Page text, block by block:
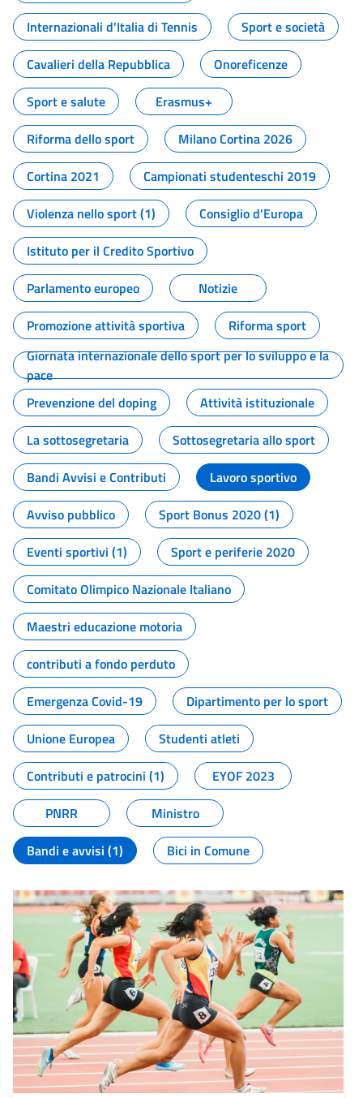
Internazionali d'Italia di Tennis
Sport e società
Cavalieri della Repubblica
Onoreficenze
Sport e salute
Erasmus+
Riforma dello sport
Milano Cortina 2026
Cortina 2021
Campionati studenteschi 2019
Violenza nello sport (1)
Consiglio d'Europa
Istituto per il Credito Sportivo
Parlamento europeo
Notizie
Promozione attività sportiva
Riforma sport
Giornata internazionale dello sport per lo sviluppo e la
pace
Prevenzione del doping
Attività istituzionale
La sottosegretaria
Sottosegretaria allo sport
Bandi Avvisi e Contributi
Lavoro sportivo
Avviso pubblico
Sport Bonus 2020 (1)
Eventi sportivi (1)
Sport e periferie 2020
Comitato Olimpico Nazionale Italiano
Maestri educazione motoria
contributi a fondo perduto
Emergenza Covid-19
Dipartimento per lo sport
Unione Europea
Studenti atleti
Contributi e patrocini (1)
EYOF 2023
PNRR
Ministro
Bandi e avvisi (1)
Bici in Comune